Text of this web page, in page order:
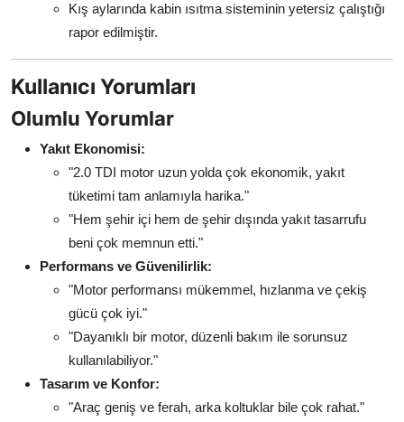
Kış aylarında kabin ısıtma sisteminin yetersiz çalıştığı
rapor edilmiştir.
Kullanıcı Yorumları
Olumlu Yorumlar
Yakıt Ekonomisi:
"2.0 TDI motor uzun yolda çok ekonomik, yakıt
tüketimi tam anlamıyla harika."
"Hem şehir içi hem de şehir dışında yakıt tasarrufu
beni çok memnun etti."
Performans ve Güvenilirlik:
"Motor performansı mükemmel, hızlanma ve çekiş
gücü çok iyi."
"Dayanıklı bir motor, düzenli bakım ile sorunsuz
kullanılabiliyor."
Tasarım ve Konfor:
"Araç geniş ve ferah, arka koltuklar bile çok rahat."